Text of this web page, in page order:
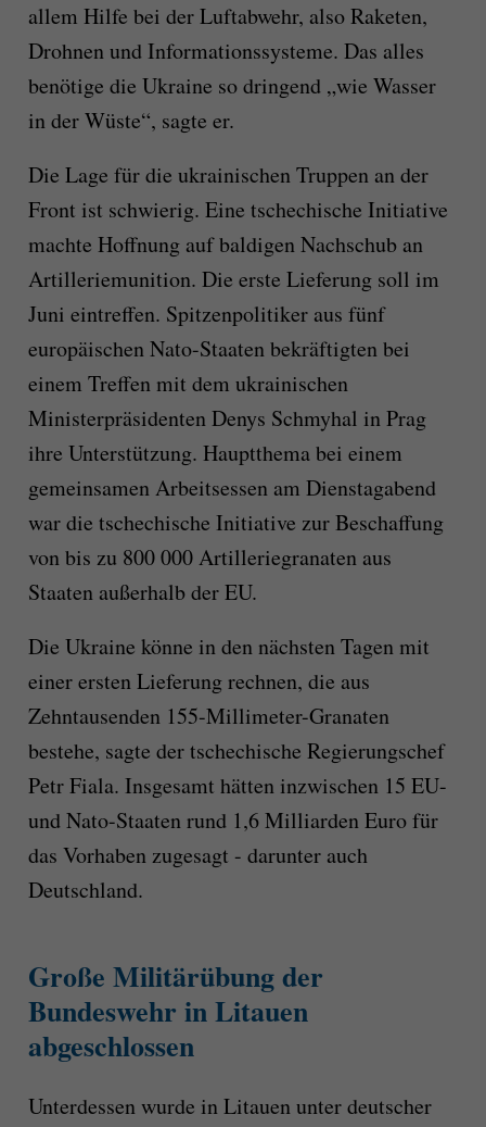
allem Hilfe bei der Luftabwehr, also Raketen,
Drohnen und Informationssysteme. Das alles
benötige die Ukraine so dringend „wie Wasser
in der Wüste“, sagte er.
Die Lage für die ukrainischen Truppen an der
Front ist schwierig. Eine tschechische Initiative
machte Hoffnung auf baldigen Nachschub an
Artilleriemunition. Die erste Lieferung soll im
Juni eintreffen. Spitzenpolitiker aus fünf
europäischen Nato-Staaten bekräftigten bei
einem Treffen mit dem ukrainischen
Ministerpräsidenten Denys Schmyhal in Prag
ihre Unterstützung. Hauptthema bei einem
gemeinsamen Arbeitsessen am Dienstagabend
war die tschechische Initiative zur Beschaffung
von bis zu 800 000 Artilleriegranaten aus
Staaten außerhalb der EU.
Die Ukraine könne in den nächsten Tagen mit
einer ersten Lieferung rechnen, die aus
Zehntausenden 155-Millimeter-Granaten
bestehe, sagte der tschechische Regierungschef
Petr Fiala. Insgesamt hätten inzwischen 15 EU-
und Nato-Staaten rund 1,6 Milliarden Euro für
das Vorhaben zugesagt - darunter auch
Deutschland.
Große Militärübung der
Bundeswehr in Litauen
abgeschlossen
Unterdessen wurde in Litauen unter deutscher